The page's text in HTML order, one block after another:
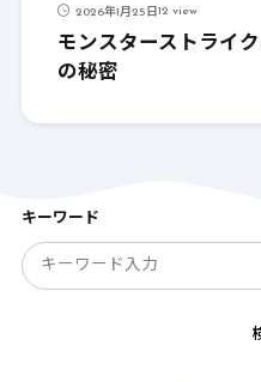
2026年1月25日12 view
モンスターストライ
の秘密
キーワード